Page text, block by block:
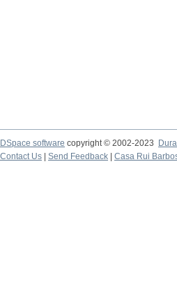
DSpace software copyright © 2002-2023
Contact Us
Send Feedback Casa Rui